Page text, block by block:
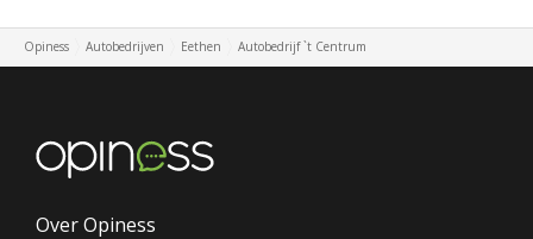
Opiness Autobedrijven Eethen Autobedrijf `t Centrum
Over Opiness